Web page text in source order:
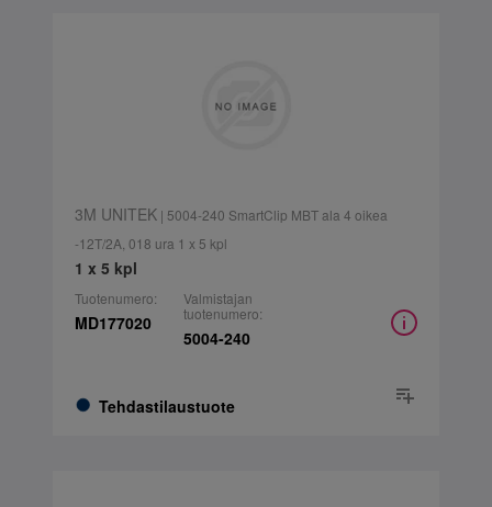
3M UNITEK| 5004-240 SmartClip MBT ala 4 oikea
-12T/2A, 018 ura 1 x 5 kpl
1 x 5 kpl
Tuotenumero:
MD177020
Tehdastilaustuote
Valmistajan
tuotenumero:
5004-240